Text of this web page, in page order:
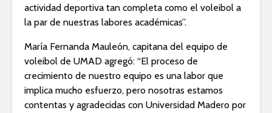
actividad deportiva tan completa como el voleibol a
la par de nuestras labores académicas”.
María Fernanda Mauleón, capitana del equipo de
voleibol de UMAD agregó: “El proceso de
crecimiento de nuestro equipo es una labor que
implica mucho esfuerzo, pero nosotras estamos
contentas y agradecidas con Universidad Madero por